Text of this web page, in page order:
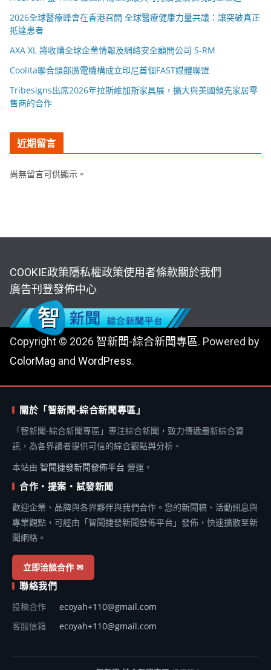
2026全球醫療峰會在香港召開 全球醫療健康力量共議：讓突破真正
抵達患者
AXA XL 將收購全球企業情報及網絡安全顧問公司 S-RM
Coolita聯合頭部廣電機構成立印尼首個FAST媒體聯盟
Tribesigns出席2026年拉斯維加斯家具展，擴大與美國領先家居零
售商的合作
近期留言
尚無留言可供顯示。
COOKIE政策隱私權政策使用者條款關於我們
廣告刊登發佈中心
Copyright © 2026 智新聞-綜合新聞專區. Powered by
ColorMag and WordPress.
關於「智新聞-綜合新聞專區」
「智新聞-綜合新聞專區」專注綜合新聞，致力傳遞最新綜合資
訊，為各界讀者提供可信的綜合觀點與分析。
本站由 智聞捷發新聞發佈平台 營運。
合作・提案・試發新聞
歡迎企業、品牌與各界夥伴與我們合作。您的新聞稿、活動訊息與
專業觀點，可經由「智聞捷發新聞發佈平台」發佈，快速擴散至新
聞網絡。
立即洽談合作 ✉
聯絡我們
投稿合作
ecoyah+110@gmail.com
客服信箱
ecoyah+110@gmail.com